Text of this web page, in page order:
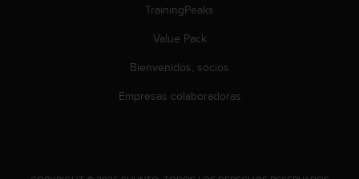
TrainingPeaks
Value Pack
Bienvenidos, socios
Empresas colaboradoras